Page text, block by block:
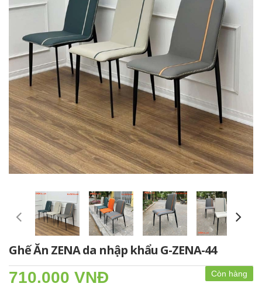
Ghế Ăn ZENA da nhập khẩu G-ZENA-44
Còn hàng
710.000 VNĐ